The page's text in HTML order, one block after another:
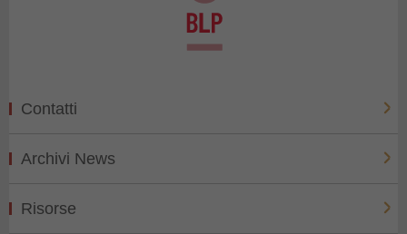
Contatti
Archivi News
Risorse